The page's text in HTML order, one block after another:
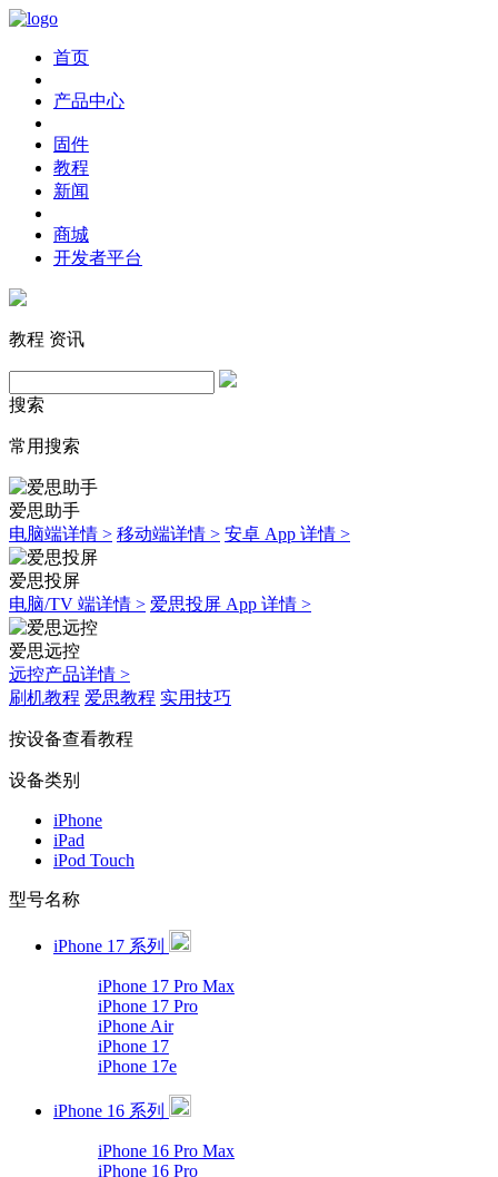
首页
产品中心
固件
教程
新闻
商城
开发者平台
教程 资讯
搜索
常用搜索
爱思助手
电脑端详情 > 移动端详情 > 安卓 App 详情 >
爱思投屏
电脑/TV 端详情 > 爱思投屏 App 详情 >
爱思远控
远控产品详情 >
刷机教程 爱思教程 实用技巧
按设备查看教程
设备类别
iPhone
iPad
iPod Touch
型号名称
iPhone 17 系列
iPhone 17 Pro Max
iPhone 17 Pro
iPhone Air
iPhone 17
iPhone 17e
iPhone 16 系列
iPhone 16 Pro Max
iPhone 16 Pro